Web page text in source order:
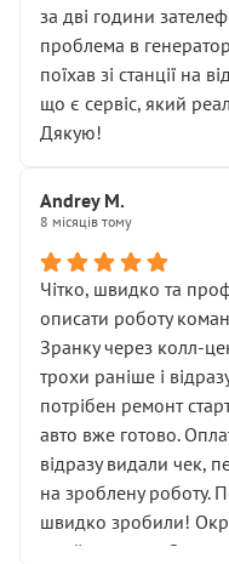
чіткого пояснення
( ну все зняли та
Окремий момент,
мені заявили, що
міняти разом із
Для людини, яка хоча
це звучить як
спроба продати
ущільнювачів.
Що прикро — це не
вас стартер, і тоді
враження. Але
лобовим склом. Мені
відкручували”, і
новий власник, не
Але після нинішнього
здаються дрібницями.
Я — клієнт, який
за дві години
проблема в
поїхав зі станції на
що є сервіс, який
Дякую!
Andrey M.
8 місяців тому
Чітко, швидко та
описати роботу
Зранку через колл-
трохи раніше і
потрібен ремонт
авто вже готово.
відразу видали чек,
на зроблену роботу.
швидко зробили!
приймальнику